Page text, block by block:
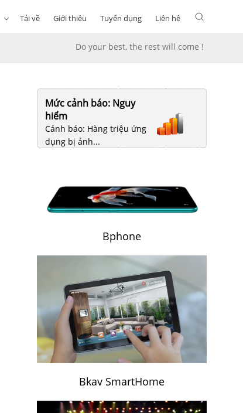
Tải về Giới thiệu Tuyển dụng Liên hệ
Do your best, the rest will come !
Mức cảnh báo: Nguy
hiểm
Cảnh báo: Hàng triệu ứng
dụng bị ảnh...
Bphone
Bkav SmartHome